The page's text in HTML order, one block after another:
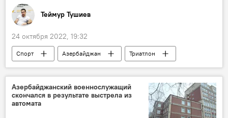
Теймур Тушиев
24 октября 2022, 19:32
Спорт Азербайджан
Триатлон
Кубок Африки
Ростислав Певцов
Кубок Европы
Азербайджанский военнослужащий
скончался в результате выстрела из
автомата